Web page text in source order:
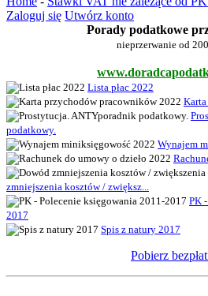
Zaloguj się Utwórz konto
Porady podatkowe
nieprzerwanie od
Lista płac 2022
podatkowy.
Wynajem
zmniejszenia kosztów / zwiększ...
PK
2017
Spis z natury 2017
Pobierz